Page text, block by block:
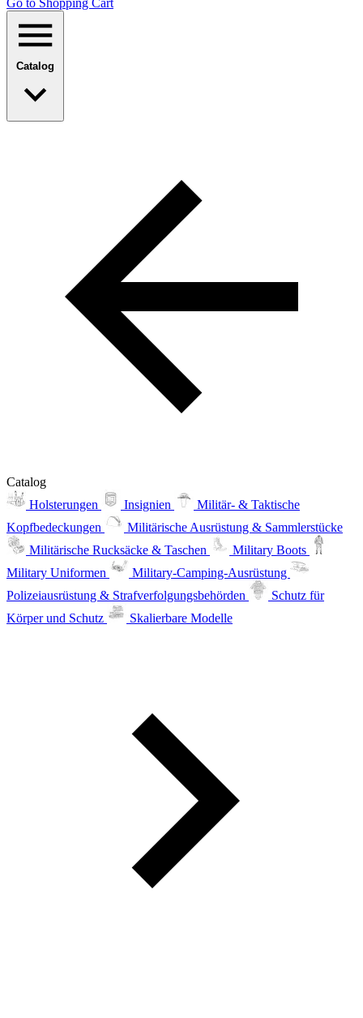
Go to Shopping Сart
Catalog
Catalog
Holsterungen
Insignien
Militär- & Taktische
Kopfbedeckungen
Militärische Ausrüstung & Sammlerstücke
Militärische Rucksäcke & Taschen
Military Boots
Military Uniformen
Military-Camping-Ausrüstung
Polizeiausrüstung & Strafverfolgungsbehörden
Schutz für
Körper und Schutz
Skalierbare Modelle